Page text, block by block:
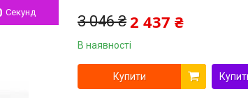
Секунд
3 046 ₴ 2 437 ₴
В наявності
Купити